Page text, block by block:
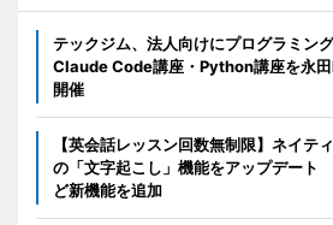
テックジム、法人向けにプログラミン
Claude Code講座・Python講座を永
開催
【英会話レッスン回数無制限】ネイテ
の「文字起こし」機能をアップデート
ど新機能を追加